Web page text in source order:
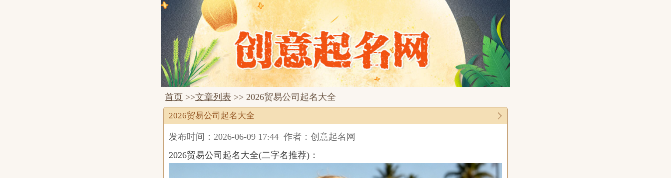
首页 >>文章列表 >> 2026贸易公司起名大全
2026贸易公司起名大全
发布时间：2026-06-09 17:44 作者：创意起名网
2026贸易公司起名大全(二字名推荐)：